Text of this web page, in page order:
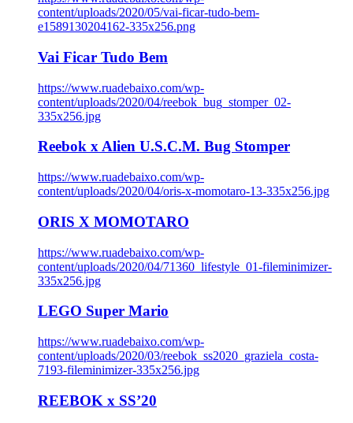
content/uploads/2020/05/vai-ficar-tudo-bem-
e1589130204162-335x256.png
Vai Ficar Tudo Bem
https://www.ruadebaixo.com/wp-
content/uploads/2020/04/reebok_bug_stomper_02-
335x256.jpg
Reebok x Alien U.S.C.M. Bug Stomper
https://www.ruadebaixo.com/wp-
content/uploads/2020/04/oris-x-momotaro-13-335x256.jpg
ORIS X MOMOTARO
https://www.ruadebaixo.com/wp-
content/uploads/2020/04/71360_lifestyle_01-fileminimizer-
335x256.jpg
LEGO Super Mario
https://www.ruadebaixo.com/wp-
content/uploads/2020/03/reebok_ss2020_graziela_costa-
7193-fileminimizer-335x256.jpg
REEBOK x SS’20